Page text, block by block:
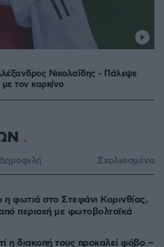
Νικολαΐδης - Πάλεψε
με τον καρκίνο
Σχολιασμένα
φωτιά στο Στεφάνι Κορινθίας,
περιοχή με φωτοβολταϊκά
η διακοπή τους προκαλεί φόβο –